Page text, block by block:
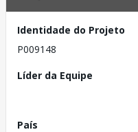
Identidade do Projeto
P009148
Líder da Equipe
País